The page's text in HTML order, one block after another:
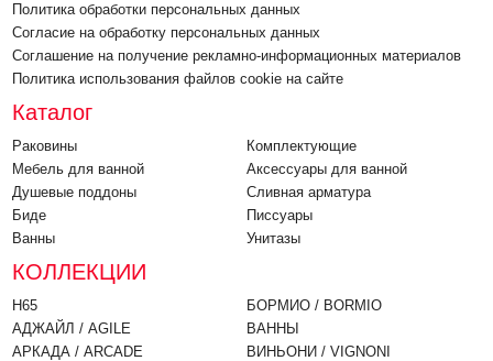
Политика обработки персональных данных
Согласие на обработку персональных данных
Соглашение на получение рекламно-информационных материалов
Политика использования файлов cookie на сайте
Каталог
Раковины
Мебель для ванной
Душевые поддоны
Биде
Ванны
Комплектующие
Аксессуары для ванной
Cливная арматура
Писсуары
Унитазы
КОЛЛЕКЦИИ
H65
АДЖАЙЛ / AGILE
АРКАДА / ARCADE
БОРМИО / BORMIO
ВАННЫ
ВИНЬОНИ / VIGNONI